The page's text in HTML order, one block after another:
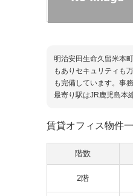
明治安田生命久留米本
もありセキュリティも
も完備しています。事
最寄り駅はJR鹿児島本
賃貸オフィス物件
階数
2階